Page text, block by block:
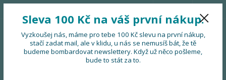
Menu
0 Kč
Sleva 100 Kč na váš první nákup.
Vyzkoušej nás, máme pro tebe 100 Kč slevu na první nákup,
stačí zadat mail, ale v klidu, u nás se nemusíš bát, že tě
budeme bombardovat newslettery. Když už něco pošleme,
bude to stát za to.